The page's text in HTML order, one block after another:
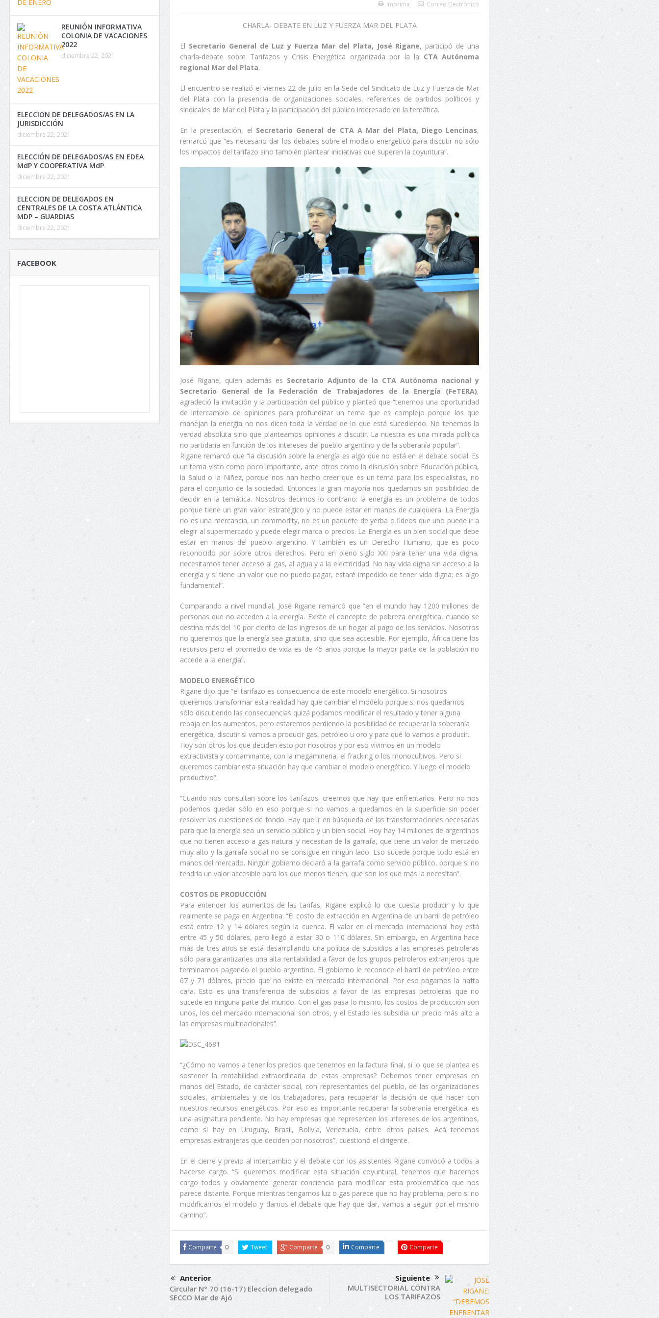
Imprimir Correo Electrónico
CHARLA- DEBATE EN LUZ Y FUERZA MAR DEL PLATA
El Secretario General de Luz y Fuerza Mar del Plata, José Rigane, participó de una
charla-debate sobre Tarifazos y Crisis Energética organizada por la la CTA Autónoma
regional Mar del Plata.
El encuentro se realizó el viernes 22 de julio en la Sede del Sindicato de Luz y Fuerza de Mar
del Plata con la presencia de organizaciones sociales, referentes de partidos políticos y
sindicales de Mar del Plata y la participación del público interesado en la temática.
En la presentación, el Secretario General de CTA A Mar del Plata, Diego Lencinas,
remarcó que “es necesario dar los debates sobre el modelo energético para discutir no sólo
los impactos del tarifazo sino también plantear iniciativas que superen la coyuntura”.
José Rigane, quien además es Secretario Adjunto de la CTA Autónoma nacional y
Secretario General de la Federación de Trabajadores de la Energía (FeTERA),
agradeció la invitación y la participación del público y planteó que “tenemos una oportunidad
de intercambio de opiniones para profundizar un tema que es complejo porque los que
manejan la energía no nos dicen toda la verdad de lo que está sucediendo. No tenemos la
verdad absoluta sino que planteamos opiniones a discutir. La nuestra es una mirada política
no partidaria en función de los intereses del pueblo argentino y de la soberanía popular”.
Rigane remarcó que “la discusión sobre la energía es algo que no está en el debate social. Es
un tema visto como poco importante, ante otros como la discusión sobre Educación pública,
la Salud o la Niñez, porque nos han hecho creer que es un tema para los especialistas, no
para el conjunto de la sociedad. Entonces la gran mayoría nos quedamos sin posibilidad de
decidir en la temática. Nosotros decimos lo contrario: la energía es un problema de todos
porque tiene un gran valor estratégico y no puede estar en manos de cualquiera. La Energía
no es una mercancía, un commodity, no es un paquete de yerba o fideos que uno puede ir a
elegir al supermercado y puede elegir marca o precios. La Energía es un bien social que debe
estar en manos del pueblo argentino. Y también es un Derecho Humano, que es poco
reconocido por sobre otros derechos. Pero en pleno siglo XXI para tener una vida digna,
necesitamos tener acceso al gas, al agua y a la electricidad. No hay vida digna sin acceso a la
energía y si tiene un valor que no puedo pagar, estaré impedido de tener vida digna; es algo
fundamental”.
Comparando a nivel mundial, José Rigane remarcó que “en el mundo hay 1200 millones de
personas que no acceden a la energía. Existe el concepto de pobreza energética, cuando se
destina más del 10 por ciento de los ingresos de un hogar al pago de los servicios. Nosotros
no queremos que la energía sea gratuita, sino que sea accesible. Por ejemplo, África tiene los
recursos pero el promedio de vida es de 45 años porque la mayor parte de la población no
accede a la energía”.
MODELO ENERGÉTICO
Rigane dijo que “el tarifazo es consecuencia de este modelo energético. Si nosotros
queremos transformar esta realidad hay que cambiar el modelo porque si nos quedamos
sólo discutiendo las consecuencias quizá podamos modificar el resultado y tener alguna
rebaja en los aumentos, pero estaremos perdiendo la posibilidad de recuperar la soberanía
energética, discutir si vamos a producir gas, petróleo u oro y para qué lo vamos a producir.
Hoy son otros los que deciden esto por nosotros y por eso vivimos en un modelo
extractivista y contaminante, con la megamineria, el fracking o los monocultivos. Pero si
queremos cambiar esta situación hay que cambiar el modelo energético. Y luego el modelo
productivo”.
“Cuando nos consultan sobre los tarifazos, creemos que hay que enfrentarlos. Pero no nos
podemos quedar sólo en eso porque si no vamos a quedarnos en la superficie sin poder
resolver las cuestiones de fondo. Hay que ir en búsqueda de las transformaciones necesarias
para que la energía sea un servicio público y un bien social. Hoy hay 14 millones de argentinos
que no tienen acceso a gas natural y necesitan de la garrafa, que tiene un valor de mercado
muy alto y la garrafa social no se consigue en ningún lado. Eso sucede porque todo está en
manos del mercado. Ningún gobierno declaró a la garrafa como servicio público, porque si no
tendría un valor accesible para los que menos tienen, que son los que más la necesitan”.
COSTOS DE PRODUCCIÓN
Para entender los aumentos de las tarifas, Rigane explicó lo que cuesta producir y lo que
realmente se paga en Argentina: “El costo de extracción en Argentina de un barril de petróleo
está entre 12 y 14 dólares según la cuenca. El valor en el mercado internacional hoy está
entre 45 y 50 dólares, pero llegó a estar 30 o 110 dólares. Sin embargo, en Argentina hace
más de tres años se está desarrollando una política de subsidios a las empresas petroleras
sólo para garantizarles una alta rentabilidad a favor de los grupos petroleros extranjeros que
terminamos pagando el pueblo argentino. El gobierno le reconoce el barril de petróleo entre
67 y 71 dólares, precio que no existe en mercado internacional. Por eso pagamos la nafta
cara. Esto es una transferencia de subsidios a favor de las empresas petroleras que no
sucede en ninguna parte del mundo. Con el gas pasa lo mismo, los costos de producción son
unos, los del mercado internacional son otros, y el Estado les subsidia un precio más alto a
las empresas multinacionales”.
“¿Cómo no vamos a tener los precios que tenemos en la factura final, si lo que se plantea es
sostener la rentabilidad extraordinaria de estas empresas? Debemos tener empresas en
manos del Estado, de carácter social, con representantes del pueblo, de las organizaciones
sociales, ambientales y de los trabajadores, para recuperar la decisión de qué hacer con
nuestros recursos energéticos. Por eso es importante recuperar la soberanía energética, es
una asignatura pendiente. No hay empresas que representen los intereses de los argentinos,
como sí hay en Uruguay, Brasil, Bolivia, Venezuela, entre otros países. Acá tenemos
empresas extranjeras que deciden por nosotros”, cuestionó el dirigente.
En el cierre y previo al intercambio y el debate con los asistentes Rigane convocó a todos a
hacerse cargo. “Si queremos modificar esta situación coyuntural, tenemos que hacernos
cargo todos y obviamente generar conciencia para modificar esta problemática que nos
parece distante. Porque mientras tengamos luz o gas parece que no hay problema, pero si no
modificamos el modelo y damos el debate que hay que dar, vamos a seguir por el mismo
camino”.
Comparte 0 Tweet Comparte 0 Comparte Comparte
Anterior
Circular N° 70 (16-17) Eleccion delegado
SECCO Mar de Ajó
Siguiente
MULTISECTORIAL CONTRA
LOS TARIFAZOS
REUNIÓN INFORMATIVA
COLONIA DE VACACIONES
2022
diciembre 22, 2021
ELECCION DE DELEGADOS/AS EN LA
JURISDICCIÓN
diciembre 22, 2021
ELECCIÓN DE DELEGADOS/AS EN EDEA
MdP Y COOPERATIVA MdP
diciembre 22, 2021
ELECCION DE DELEGADOS EN
CENTRALES DE LA COSTA ATLÁNTICA
MDP – GUARDIAS
diciembre 22, 2021
FACEBOOK